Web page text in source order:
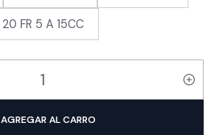
20 FR 5 A 15CC
AGREGAR AL CARRO